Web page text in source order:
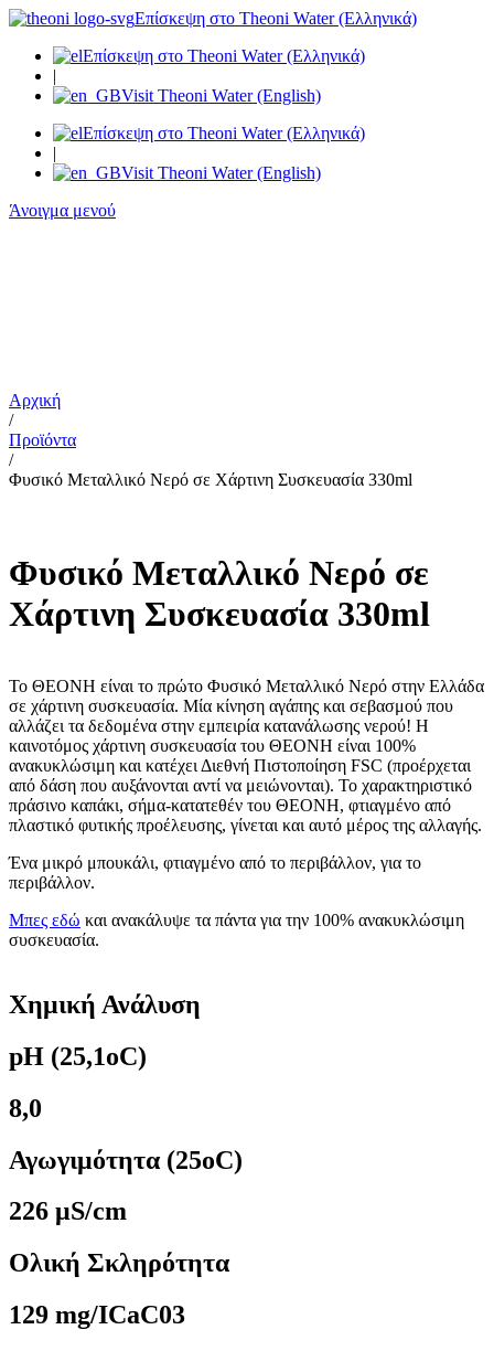
Μετάβαση
περιεχόμενο
Επίσκεψη στο Theoni Water (Ελληνικά)
Επίσκεψη στο Theoni Water (Ελληνικά)
|
Visit Theoni Water (English)
Επίσκεψη στο Theoni Water (Ελληνικά)
|
Visit Theoni Water (English)
Άνοιγμα μενού
Αρχική
/
Προϊόντα
/
Φυσικό Μεταλλικό Νερό σε Χάρτινη Συσκευασία 330ml
Φυσικό Μεταλλικό Νερό σε
Χάρτινη Συσκευασία 330ml
Το ΘΕΟΝΗ είναι το πρώτο Φυσικό Μεταλλικό Νερό στην Ελλάδα
σε χάρτινη συσκευασία. Μία κίνηση αγάπης και σεβασμού που
αλλάζει τα δεδομένα στην εμπειρία κατανάλωσης νερού! Η
καινοτόμος χάρτινη συσκευασία του ΘΕΟΝΗ είναι 100%
ανακυκλώσιμη και κατέχει Διεθνή Πιστοποίηση FSC (προέρχεται
από δάση που αυξάνονται αντί να μειώνονται). Το χαρακτηριστικό
πράσινο καπάκι, σήμα-κατατεθέν του ΘΕΟΝΗ, φτιαγμένο από
πλαστικό φυτικής προέλευσης, γίνεται και αυτό μέρος της αλλαγής.
Ένα μικρό μπουκάλι, φτιαγμένο από το περιβάλλον, για το
περιβάλλον.
Μπες εδώ και ανακάλυψε τα πάντα για την 100% ανακυκλώσιμη
συσκευασία.
Χημική Ανάλυση
pH (25,1oC)
8,0
Αγωγιμότητα (25oC)
226 μS/cm
Oλική Σκληρότητα
129 mg/ICaC03